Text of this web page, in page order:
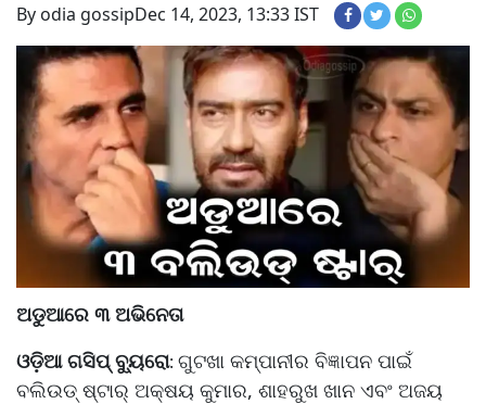
By odia gossipDec 14, 2023, 13:33 IST
ଅଡୁଆରେ ୩ ଅଭିନେତା
ଓଡ଼ିଆ ଗସିପ୍ ବ୍ୟୁରୋ: ଗୁଟଖା କମ୍ପାନୀର ବିଜ୍ଞାପନ ପାଇଁ
ବଲିଉଡ୍ ଷ୍ଟାର୍ ଅକ୍ଷୟ କୁମାର, ଶାହରୁଖ ଖାନ ଏବଂ ଅଜୟ